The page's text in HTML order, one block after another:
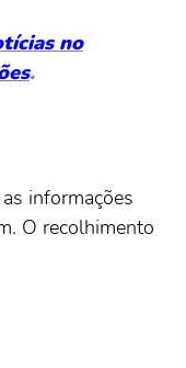
no
.
informações
O recolhimento